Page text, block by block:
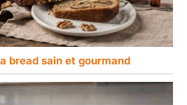
bread sain et gourmand